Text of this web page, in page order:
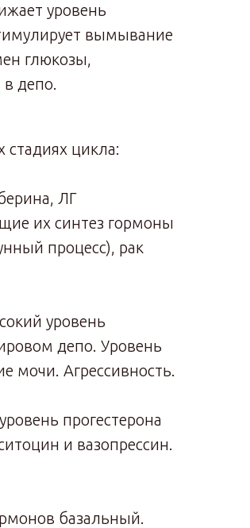
уровень
вымывание
глюкозы,
в депо.
стадиях цикла:
ЛГ
их синтез гормоны
процесс), рак
уровень
депо. Уровень
мочи. Агрессивность.
прогестерона
и вазопрессин.
базальный.